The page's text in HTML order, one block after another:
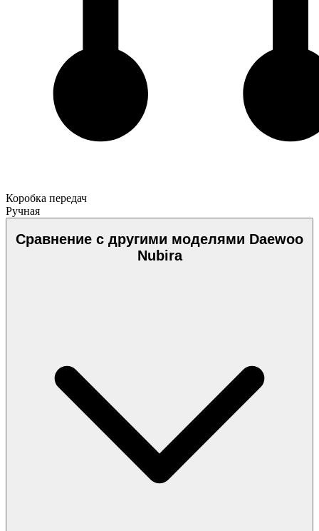
Коробка передач
Ручная
Сравнение с другими моделями Daewoo
Nubira